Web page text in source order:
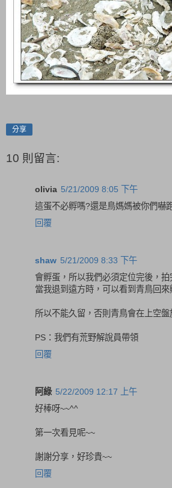
分享
10 則留言:
olivia 5/21/2009 8:05 下午
這蛋不必孵嗎?還是鳥媽媽被你們嚇
回覆
shaw 5/21/2009 8:33 下午
會孵蛋，所以我們必須定位完後，拍
當我退到遠方時，可以看到青鳥回來
所以不能久留，否則青鳥會在上空盤
PS：我們有荒野解說員帶領
回覆
阿綠 5/22/2009 12:17 上午
好棒呀~~^^
第一次看見呢~~
謝謝分享，好珍貴~~
回覆